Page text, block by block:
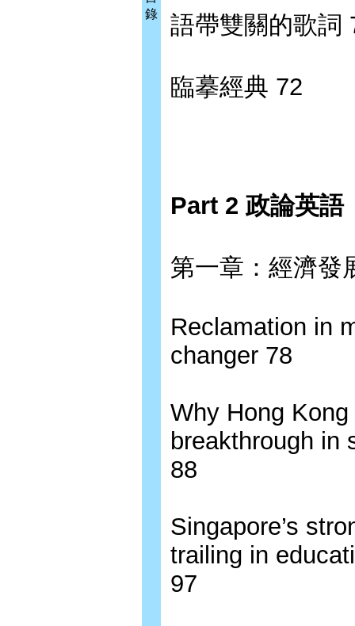
錄
語帶雙關的歌詞
臨摹經典 72
Part 2 政論英語
第一章：經濟發
Reclamation in
changer 78
Why Hong
breakthrough in
88
Singapore’s
trailing in
97